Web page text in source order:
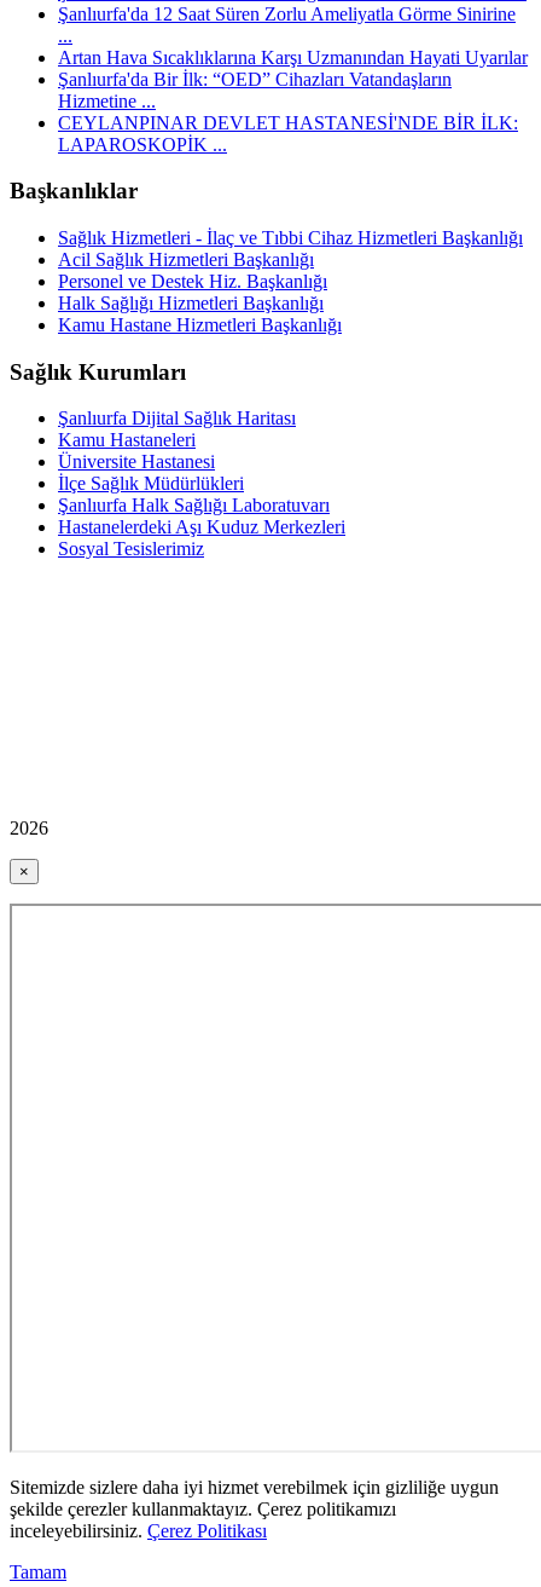
Şanlıurfa'da 12 Saat Süren Zorlu Ameliyatla Görme Sinirine
...
Artan Hava Sıcaklıklarına Karşı Uzmanından Hayati Uyarılar
Şanlıurfa'da Bir İlk: “OED” Cihazları Vatandaşların
Hizmetine ...
CEYLANPINAR DEVLET HASTANESİ'NDE BİR İLK:
LAPAROSKOPİK ...
Başkanlıklar
Sağlık Hizmetleri - İlaç ve Tıbbi Cihaz Hizmetleri Başkanlığı
Acil Sağlık Hizmetleri Başkanlığı
Personel ve Destek Hiz. Başkanlığı
Halk Sağlığı Hizmetleri Başkanlığı
Kamu Hastane Hizmetleri Başkanlığı
Sağlık Kurumları
Şanlıurfa Dijital Sağlık Haritası
Kamu Hastaneleri
Üniversite Hastanesi
İlçe Sağlık Müdürlükleri
Şanlıurfa Halk Sağlığı Laboratuvarı
Hastanelerdeki Aşı Kuduz Merkezleri
Sosyal Tesislerimiz
2026
×
Sitemizde sizlere daha iyi hizmet verebilmek için gizliliğe uygun
şekilde çerezler kullanmaktayız. Çerez politikamızı
inceleyebilirsiniz. Çerez Politikası
Tamam